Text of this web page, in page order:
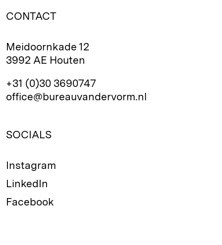
CONTACT
Meidoornkade 12
3992 AE Houten
+31 (0)30 3690747
office@bureauvandervorm.nl
SOCIALS
Instagram
LinkedIn
Facebook